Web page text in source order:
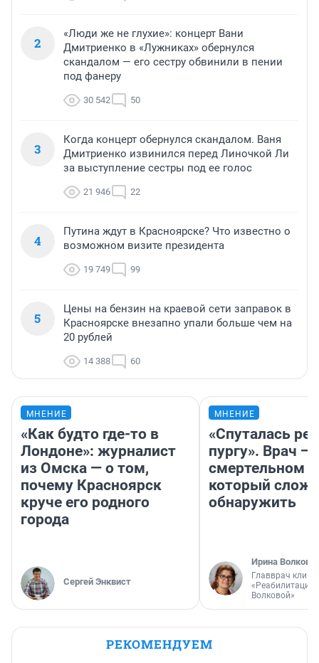
2
«Люди же не глухие»: концерт Вани
Дмитриенко в «Лужниках» обернулся
скандалом — его сестру обвинили в пении
под фанеру
30 542 50
3
Когда концерт обернулся скандалом. Ваня
Дмитриенко извинился перед Линочкой Ли
за выступление сестры под ее голос
21 946 22
4
Путина ждут в Красноярске? Что известно о
возможном визите президента
19 749 99
5
Цены на бензин на краевой сети заправок в
Красноярске внезапно упали больше чем на
20 рублей
14 388 60
МНЕНИЕ
«Как будто где-то в
Лондоне»: журналист
из Омска — о том,
почему Красноярск
круче его родного
города
Сергей Энквист
МНЕНИЕ
«Спуталась
пургу». Врач —
смертельном
который
обнаружить
Ирина Волкова
Главврач
«Реабилитация
Волковой»
РЕКОМЕНДУЕМ